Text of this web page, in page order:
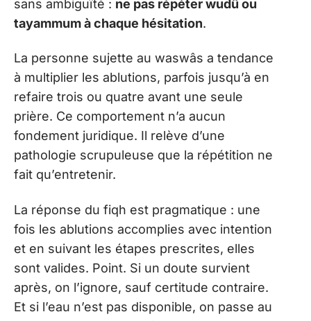
sans ambiguïté : ne pas répéter wudû ou
tayammum à chaque hésitation.
La personne sujette au waswâs a tendance
à multiplier les ablutions, parfois jusqu’à en
refaire trois ou quatre avant une seule
prière. Ce comportement n’a aucun
fondement juridique. Il relève d’une
pathologie scrupuleuse que la répétition ne
fait qu’entretenir.
La réponse du fiqh est pragmatique : une
fois les ablutions accomplies avec intention
et en suivant les étapes prescrites, elles
sont valides. Point. Si un doute survient
après, on l’ignore, sauf certitude contraire.
Et si l’eau n’est pas disponible, on passe au